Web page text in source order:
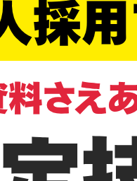
その他
Copyright © 特定技能、外国人看護